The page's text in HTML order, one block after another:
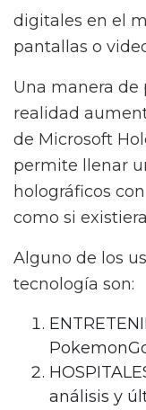
digitales en el
pantallas o
Una manera
realidad
de Microsoft
permite llenar
holográficos
como si
Alguno de los
tecnología son:
análisis y